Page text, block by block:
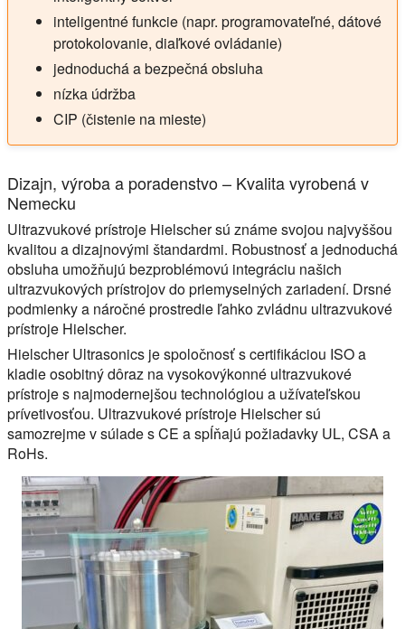
inteligentné funkcie (napr. programovateľné, dátové
protokolovanie, diaľkové ovládanie)
jednoduchá a bezpečná obsluha
nízka údržba
CIP (čistenie na mieste)
Dizajn, výroba a poradenstvo – Kvalita vyrobená v
Nemecku
Ultrazvukové prístroje Hielscher sú známe svojou najvyššou
kvalitou a dizajnovými štandardmi. Robustnosť a jednoduchá
obsluha umožňujú bezproblémovú integráciu našich
ultrazvukových prístrojov do priemyselných zariadení. Drsné
podmienky a náročné prostredie ľahko zvládnu ultrazvukové
prístroje Hielscher.
Hielscher Ultrasonics je spoločnosť s certifikáciou ISO a
kladie osobitný dôraz na vysokovýkonné ultrazvukové
prístroje s najmodernejšou technológiou a užívateľskou
prívetivosťou. Ultrazvukové prístroje Hielscher sú
samozrejme v súlade s CE a spĺňajú požiadavky UL, CSA a
RoHs.